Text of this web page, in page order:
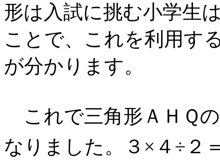
形は入試に挑む小学生
ことで、これを利用す
が分かります。
これで三角形ＡＨＱ
なりました。３×４÷２